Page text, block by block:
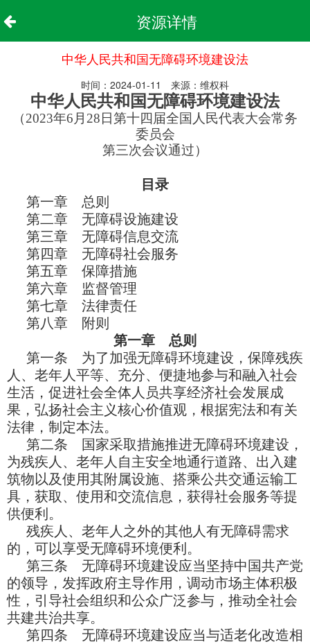
资源详情
中华人民共和国无障碍环境建设法
时间：2024-01-11 来源：维权科
中华人民共和国无障碍环境建设法
（2023年6月28日第十四届全国人民代表大会常务
委员会
第三次会议通过）
目录
第一章 总则
第二章 无障碍设施建设
第三章 无障碍信息交流
第四章 无障碍社会服务
第五章 保障措施
第六章 监督管理
第七章 法律责任
第八章 附则
第一章 总则
第一条 为了加强无障碍环境建设，保障残疾
人、老年人平等、充分、便捷地参与和融入社会
生活，促进社会全体人员共享经济社会发展成
果，弘扬社会主义核心价值观，根据宪法和有关
法律，制定本法。
第二条 国家采取措施推进无障碍环境建设，
为残疾人、老年人自主安全地通行道路、出入建
筑物以及使用其附属设施、搭乘公共交通运输工
具，获取、使用和交流信息，获得社会服务等提
供便利。
残疾人、老年人之外的其他人有无障碍需求
的，可以享受无障碍环境便利。
第三条 无障碍环境建设应当坚持中国共产党
的领导，发挥政府主导作用，调动市场主体积极
性，引导社会组织和公众广泛参与，推动全社会
共建共治共享。
第四条 无障碍环境建设应当与适老化改造相